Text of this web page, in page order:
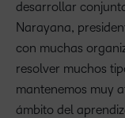
desarrollar
Narayana,
con muchas
resolver muchos
mantenemos muy
ámbito del